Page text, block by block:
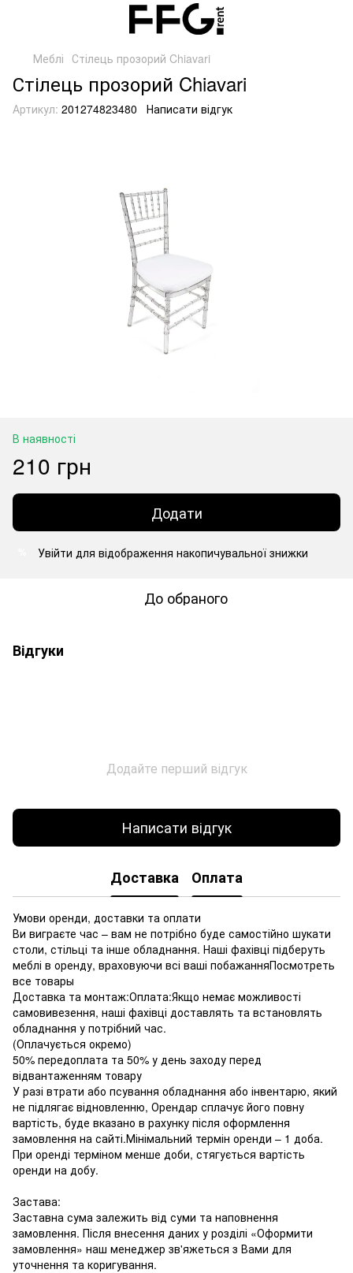
Меблі Стілець прозорий Chiavari
Стілець прозорий Chiavari
Артикул: 201274823480 Написати відгук
В наявності
210 грн
Додати
Увійти для відображення накопичувальної знижки
До обраного
Відгуки
Додайте перший відгук
Написати відгук
Доставка Оплата
Умови оренди, доставки та оплати
Ви виграєте час – вам не потрібно буде самостійно шукати
столи, стільці та інше обладнання. Наші фахівці підберуть
меблі в оренду, враховуючи всі ваші побажанняПосмотреть
все товары
Доставка та монтаж:Оплата:Якщо немає можливості
самовивезення, наші фахівці доставлять та встановлять
обладнання у потрібний час.
(Оплачується окремо)
50% передоплата та 50% у день заходу перед
відвантаженням товару
У разі втрати або псування обладнання або інвентарю, який
не підлягає відновленню, Орендар сплачує його повну
вартість, буде вказано в рахунку після оформлення
замовлення на сайті.Мінімальний термін оренди – 1 доба.
При оренді терміном менше доби, стягується вартість
оренди на добу.
Застава:
Заставна сума залежить від суми та наповнення
замовлення. Після внесення даних у розділі «Оформити
замовлення» наш менеджер зв'яжеться з Вами для
уточнення та коригування.